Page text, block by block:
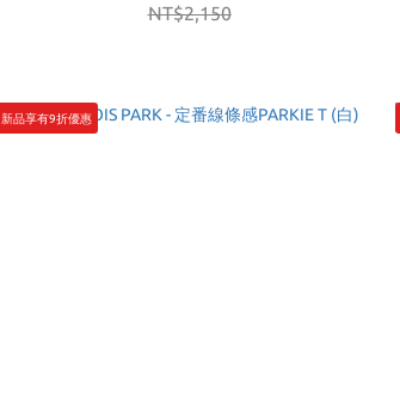
NT$2,150
新品享有9折優惠